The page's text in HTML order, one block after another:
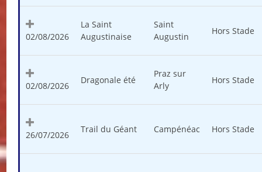
02/08/2026
La Saint
Augustinaise
Saint
Augustin
Hors Stade
02/08/2026
Dragonale été
Praz sur
Arly
Hors Stade
26/07/2026
Trail du Géant Campénéac Hors Stade